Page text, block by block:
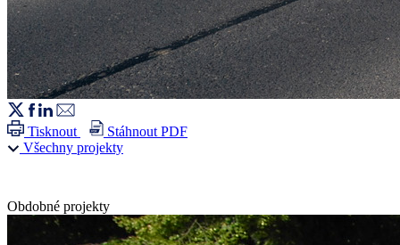
Tisknout
Stáhnout PDF
Všechny projekty
Obdobné projekty